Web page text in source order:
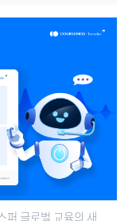
퍼 글로벌 교육의 새